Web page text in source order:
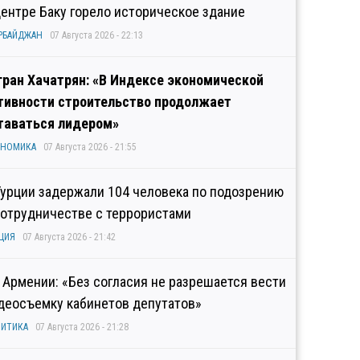
Баку горело историческое здание
07 Августа 2026 - 22:13
Хачатрян: «В Индексе экономической
строительство продолжает
лидером»
07 Августа 2026 - 21:55
задержали 104 человека по подозрению
с террористами
07 Августа 2026 - 21:42
«Без согласия не разрешается вести
кабинетов депутатов»
07 Августа 2026 - 21:28